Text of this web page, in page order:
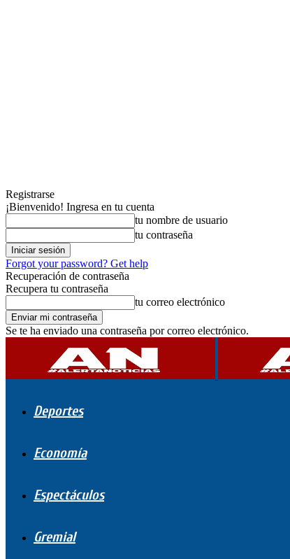
Registrarse
¡Bienvenido! Ingresa en tu cuenta
tu nombre de usuario
tu contraseña
Forgot your password? Get help
Recuperación de contraseña
Recupera tu contraseña
tu correo electrónico
Se te ha enviado una contraseña por correo electrónico.
Deportes
Economía
Espectáculos
Gremial